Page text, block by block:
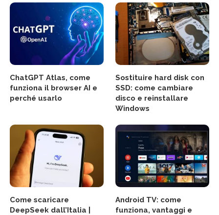
ChatGPT Atlas, come
funziona il browser AI e
perché usarlo
Sostituire hard disk con
SSD: come cambiare
disco e reinstallare
Windows
Come scaricare
DeepSeek dall’Italia |
Android TV: come
funziona, vantaggi e